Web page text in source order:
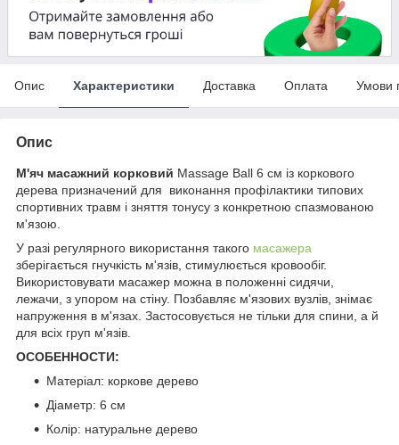
Опис Характеристики Доставка Оплата Умови
Опис
М'яч масажний корковий Massage Ball 6 см із коркового
дерева призначений для виконання профілактики типових
спортивних травм і зняття тонусу з конкретною спазмованою
м'язою.
У разі регулярного використання такого масажера
зберігається гнучкість м'язів, стимулюється кровообіг.
Використовувати масажер можна в положенні сидячи,
лежачи, з упором на стіну. Позбавляє м'язових вузлів, знімає
напруження в м'язах. Застосовується не тільки для спини, а й
для всіх груп м'язів.
ОСОБЕННОСТИ:
Матеріал: коркове дерево
Діаметр: 6 см
Колір: натуральне дерево